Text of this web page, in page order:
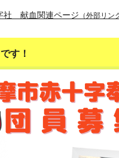
社 献血関連ページ （外部リン
す！